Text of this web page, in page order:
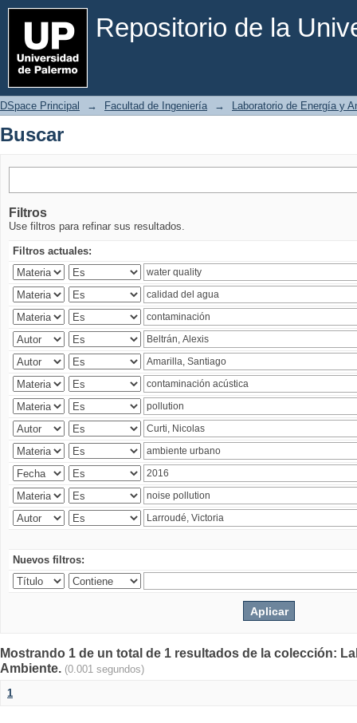
Repositorio de la
Buscar
DSpace Principal → Facultad de Ingeniería → Laboratorio de Energía y
Buscar
Filtros
Use filtros para refinar sus resultados.
Filtros actuales:
Nuevos filtros:
Mostrando 1 de un total de 1 resultados de la colección:
Ambiente. (0.001 segundos)
1